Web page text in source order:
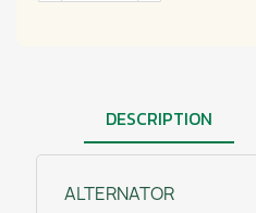
DESCRIPTION
ALTERNATOR